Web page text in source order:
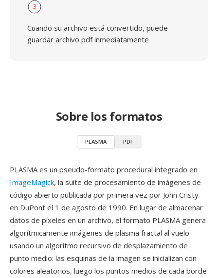
3
Cuando su archivo está convertido, puede
guardar archivo pdf inmediatamente
Sobre los formatos
PLASMA PDF
PLASMA es un pseudo-formato procedural integrado en
ImageMagick, la suite de procesamiento de imágenes de
código abierto publicada por primera vez por John Cristy
en DuPont el 1 de agosto de 1990. En lugar de almacenar
datos de píxeles en un archivo, el formato PLASMA genera
algorítmicamente imágenes de plasma fractal al vuelo
usando un algoritmo recursivo de desplazamiento de
punto medio: las esquinas de la imagen se inicializan con
colores aleatorios, luego los puntos medios de cada borde